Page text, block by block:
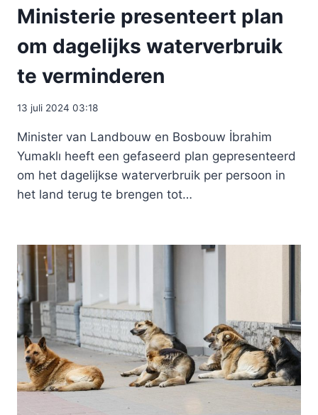
Ministerie presenteert plan
om dagelijks waterverbruik
te verminderen
13 juli 2024 03:18
Minister van Landbouw en Bosbouw İbrahim
Yumaklı heeft een gefaseerd plan gepresenteerd
om het dagelijkse waterverbruik per persoon in
het land terug te brengen tot…